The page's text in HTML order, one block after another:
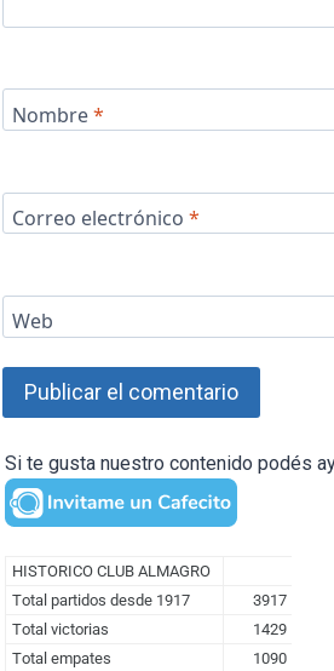
Nombre*
Correo electrónico *
Web
Si te gusta nuestro contenido podés